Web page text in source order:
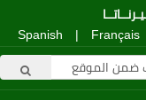
Français
Spanish